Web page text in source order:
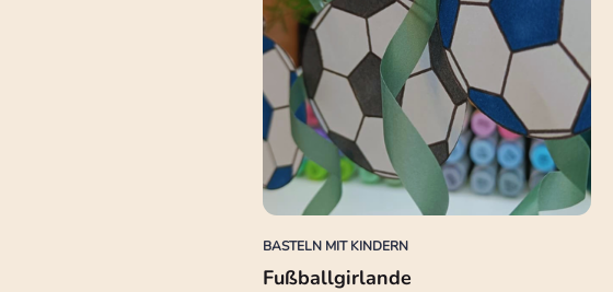
BASTELN MIT KINDERN
Fußballgirlande